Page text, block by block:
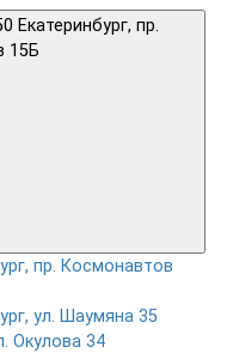
Екатеринбург, пр.
пр. Космонавтов
ул. Шаумяна 35
Окулова 34